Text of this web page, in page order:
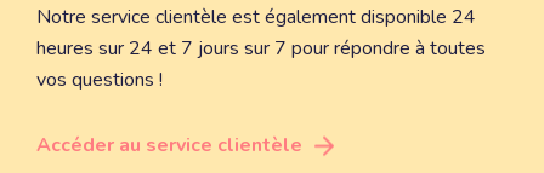
Notre service clientèle est également disponible 24
heures sur 24 et 7 jours sur 7 pour répondre à toutes
vos questions !
Accéder au service clientèle